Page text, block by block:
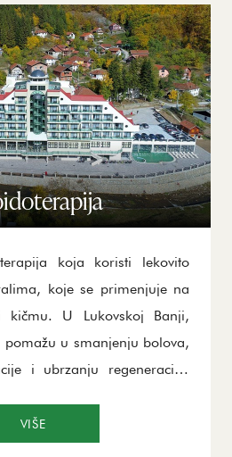
Takođe, terapija zvučnim
bržem obnavljanju tkiva i
upala.
koja koristi lekovito
koje se primenjuje na
kičmu. U Lukovskoj Banji,
u smanjenju bolova,
i ubrzanju regeneracije.
i poboljšava pokretljivost
VIŠE